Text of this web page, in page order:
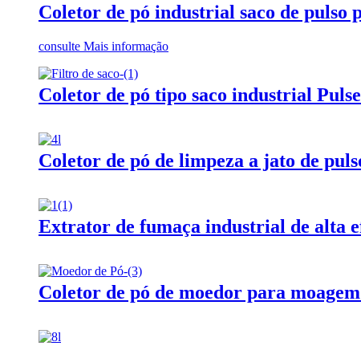
Coletor de pó industrial saco de
consulte Mais informação
Coletor de pó tipo saco industrial
Coletor de pó de limpeza a jato de
Extrator de fumaça industrial de alta
Coletor de pó de moedor para